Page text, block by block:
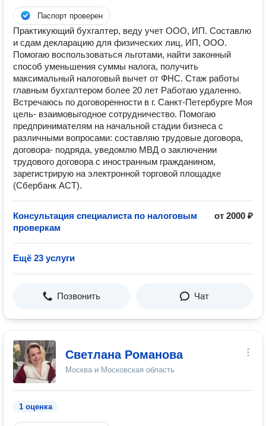
Паспорт проверен
Практикующий бухгалтер, веду учет ООО, ИП. Составлю
и сдам декларацию для физических лиц, ИП, ООО.
Помогаю воспользоваться льготами, найти законный
способ уменьшения суммы налога, получить
максимальный налоговый вычет от ФНС. Стаж работы
главным бухгалтером более 20 лет Работаю удаленно.
Встречаюсь по договоренности в г. Санкт-Петербурге Моя
цель- взаимовыгодное сотрудничество. Помогаю
предпринимателям на начальной стадии бизнеса с
различными вопросами: составляю трудовые договора,
договора- подряда, уведомлю МВД о заключении
трудового договора с иностранным гражданином,
зарегистрирую на электронной торговой площадке
(Сбербанк АСТ).
Консультация специалиста по налоговым
проверкам
от 2000 ₽
Ещё 23 услуги
Позвонить Чат
Светлана Романова
Москва и Московская область
1 оценка